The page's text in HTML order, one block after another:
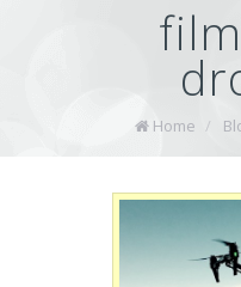
Home /